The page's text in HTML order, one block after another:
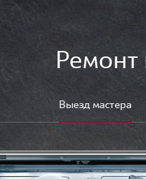
Выезд мастера